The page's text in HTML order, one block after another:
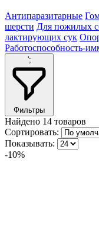
Антипаразитарные
шерсти Для пожилых
лактирующих сук
Работоспособность-
';
Фильтры
Найдено 14 товаров
Сортировать:
Показывать:
-10%